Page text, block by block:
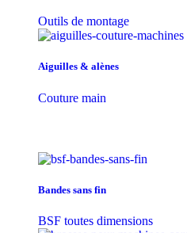
Outils de montage
Aiguilles & alènes
Couture main
Bandes sans fin
BSF toutes dimensions